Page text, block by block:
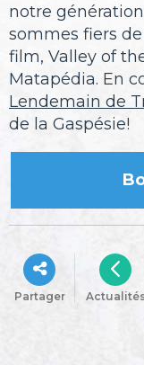
notre
sommes fiers
film, Valley of
Matapédia. En
Lendemain de
de la Gaspésie!
Partager